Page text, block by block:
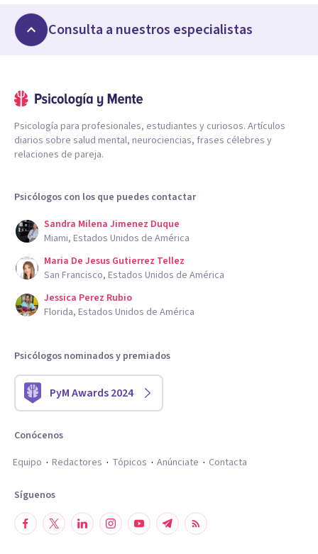
Consulta a nuestros especialistas
Psicología para profesionales, estudiantes y curiosos. Artículos
diarios sobre salud mental, neurociencias, frases célebres y
relaciones de pareja.
Psicólogos con los que puedes contactar
Sandra Milena Jimenez Duque
Miami, Estados Unidos de América
Maria De Jesus Gutierrez Tellez
San Francisco, Estados Unidos de América
Jessica Perez Rubio
Florida, Estados Unidos de América
Psicólogos nominados y premiados
PyM Awards 2024
Conócenos
Equipo
Redactores Tópicos Anúnciate Contacta
Síguenos